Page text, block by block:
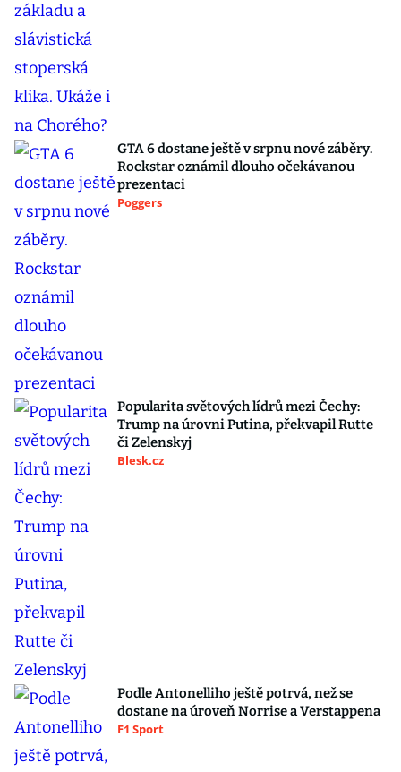
GTA 6 dostane ještě v srpnu nové záběry.
Rockstar oznámil dlouho očekávanou
prezentaci
Poggers
Popularita světových lídrů mezi Čechy:
Trump na úrovni Putina, překvapil Rutte
či Zelenskyj
Blesk.cz
Podle Antonelliho ještě potrvá, než se
dostane na úroveň Norrise a Verstappena
F1 Sport